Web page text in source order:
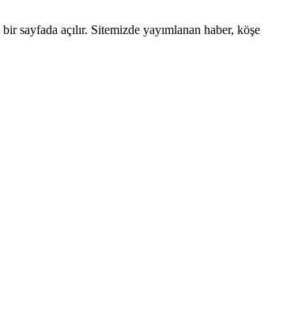
sayfada açılır. Sitemizde yayımlanan haber, köşe